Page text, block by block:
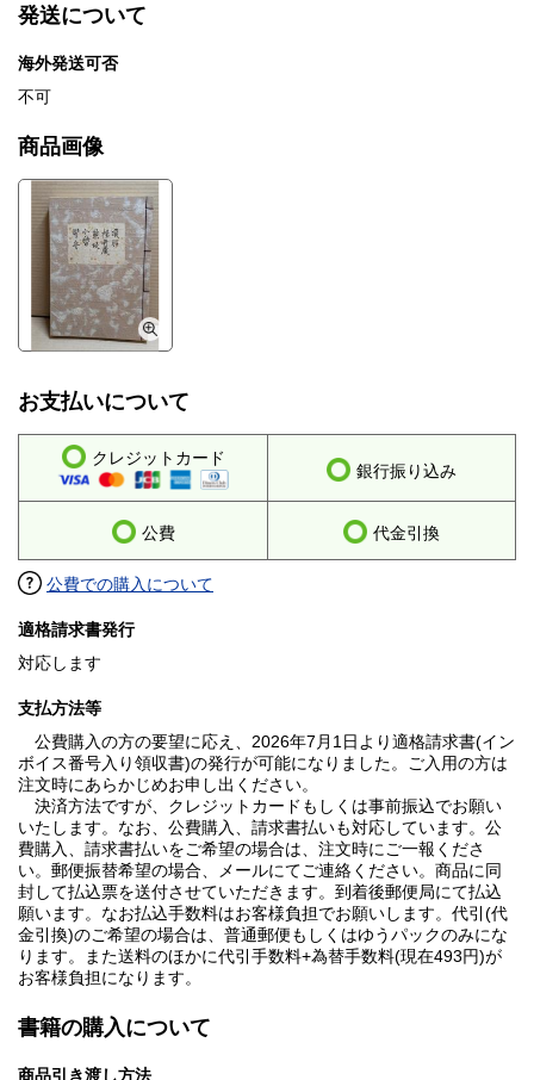
発送について
海外発送可否
不可
商品画像
お支払いについて
クレジットカード
銀行振り込み
公費 代金引換
公費での購入について
適格請求書発行
対応します
支払方法等
公費購入の方の要望に応え、2026年7月1日より適格請求書(イン
ボイス番号入り領収書)の発行が可能になりました。ご入用の方は
注文時にあらかじめお申し出ください。
決済方法ですが、クレジットカードもしくは事前振込でお願い
いたします。なお、公費購入、請求書払いも対応しています。公
費購入、請求書払いをご希望の場合は、注文時にご一報くださ
い。郵便振替希望の場合、メールにてご連絡ください。商品に同
封して払込票を送付させていただきます。到着後郵便局にて払込
願います。なお払込手数料はお客様負担でお願いします。代引(代
金引換)のご希望の場合は、普通郵便もしくはゆうパックのみにな
ります。また送料のほかに代引手数料+為替手数料(現在493円)が
お客様負担になります。
書籍の購入について
商品引き渡し方法